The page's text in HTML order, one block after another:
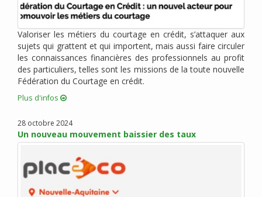
février 2020 (1)
janvier 2020 (1)
décembre 2019 (4)
novembre 2019 (2)
octobre 2019 (1)
septembre 2019 (1)
août 2019 (4)
juin 2019 (1)
mai 2019 (2)
mars 2019 (4)
février 2019 (3)
janvier 2019 (5)
Valoriser les métiers du courtage en crédit, s’attaquer aux
sujets qui grattent et qui importent, mais aussi faire circuler
les connaissances financières des professionnels au profit
des particuliers, telles sont les missions de la toute nouvelle
Fédération du Courtage en crédit.
Plus d'infos
28 octobre 2024
Un nouveau mouvement baissier des taux